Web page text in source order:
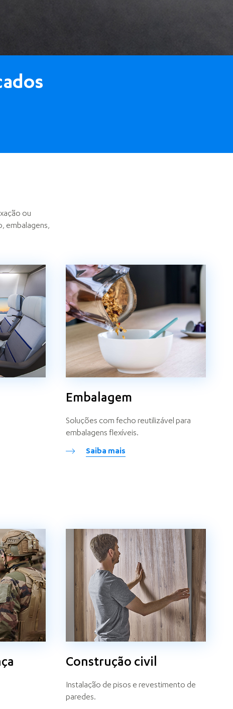
ou
embalagens,
Embalagem
Soluções com fecho reutilizável para
embalagens flexíveis.
Saiba mais
Construção civil
Instalação de pisos e revestimento de
paredes.